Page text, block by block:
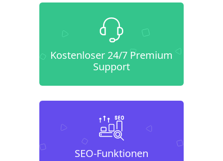
Kostenloser 24/7 Premium
Support
SEO-Funktionen